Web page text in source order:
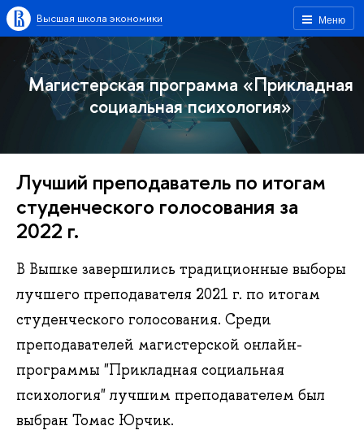
Меню
Высшая школа экономики
Магистерская программа «Прикладная
социальная психология»
Лучший преподаватель по итогам
студенческого голосования за
2022 г.
В Вышке завершились традиционные выборы
лучшего преподавателя 2021 г. по итогам
студенческого голосования. Среди
преподавателей магистерской онлайн-
программы "Прикладная социальная
психология" лучшим преподавателем был
выбран Томас Юрчик.